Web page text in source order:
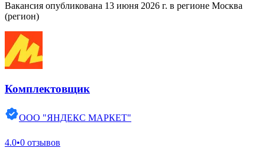
Вакансия опубликована 13 июня 2026 г. в регионе Москва
(регион)
Комплектовщик
ООО "ЯНДЕКС МАРКЕТ"
4.0•0 отзывов